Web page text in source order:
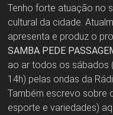
Tenho forte atuação no
cultural da cidade.
apresenta e produz o
SAMBA PEDE
ao ar todos os sábados
14h) pelas ondas da
Também escrevo sobre
esporte e variedades)